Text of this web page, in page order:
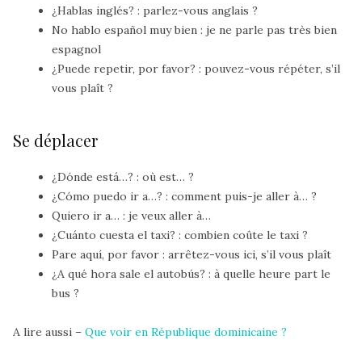
¿Hablas inglés? : parlez-vous anglais ?
No hablo español muy bien : je ne parle pas très bien
espagnol
¿Puede repetir, por favor? : pouvez-vous répéter, s’il
vous plaît ?
Se déplacer
¿Dónde está…? : où est… ?
¿Cómo puedo ir a…? : comment puis-je aller à… ?
Quiero ir a… : je veux aller à…
¿Cuánto cuesta el taxi? : combien coûte le taxi ?
Pare aquí, por favor : arrêtez-vous ici, s’il vous plaît
¿A qué hora sale el autobús? : à quelle heure part le
bus ?
A lire aussi – Que voir en République dominicaine ?